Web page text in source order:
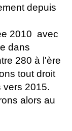
depuis
2010 avec
dans
280 à l'ère
tout droit
vers 2015.
alors au